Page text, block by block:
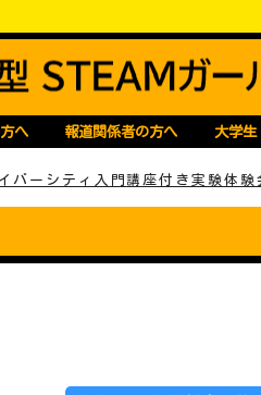
ーシアム
へ 報道関係者の方へ 大学生
ーシティ入門講座付き実験体験